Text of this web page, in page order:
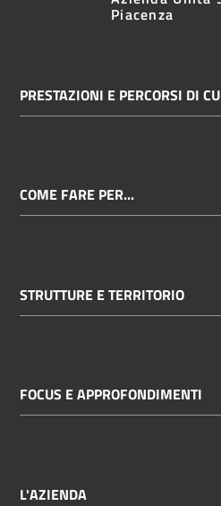
Piacenza
PRESTAZIONI E PERCORSI DI
COME FARE PER...
STRUTTURE E TERRITORIO
FOCUS E APPROFONDIMENTI
L'AZIENDA